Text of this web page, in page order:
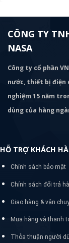
CÔNG TY
NASA
Công ty cổ phần
nước, thiết bị điện
nghiệm 15 năm
dùng của hàng
HỖ TRỢ KHÁCH
Chính sách bảo mật
Chính sách đổi trả
Giao hàng & vận
Mua hàng và thanh
Thỏa thuận người